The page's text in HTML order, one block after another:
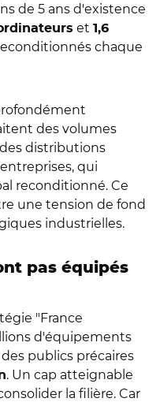
de 5 ans d'existence
et 1,6
chaque
des volumes
distributions
qui
reconditionné. Ce
une tension de fond
industrielles.
pas équipés
"France
d'équipements
publics précaires
. Un cap atteignable
la filière. Car